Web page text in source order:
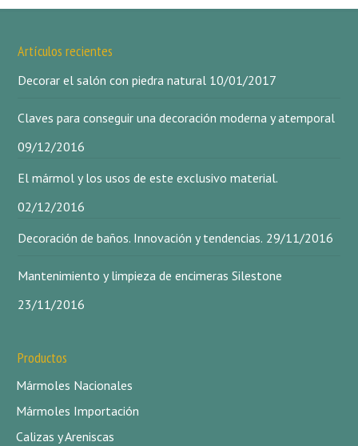
Artículos recientes
Decorar el salón con piedra natural 10/01/2017
Claves para conseguir una decoración moderna y atemporal
09/12/2016
El mármol y los usos de este exclusivo material.
02/12/2016
Decoración de baños. Innovación y tendencias. 29/11/2016
Mantenimiento y limpieza de encimeras Silestone
23/11/2016
Productos
Mármoles Nacionales
Mármoles Importación
Calizas y Areniscas